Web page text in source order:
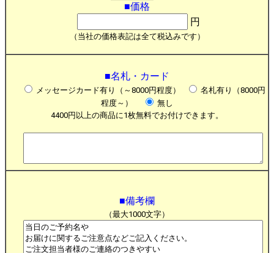
■価格
円
（当社の価格表記は全て税込みです）
■名札・カード
メッセージカード有り（～8000円程度）
名札有り（8000円
程度～）
無し
4400円以上の商品に1枚無料でお付けできます。
■備考欄
（最大1000文字）